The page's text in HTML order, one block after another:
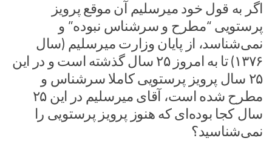
اگر به قول خود میرسلیم آن موقع پرویز
پرستویی “مطرح و سرشناس نبوده” و
نمی‌شناسد، از پایان وزارت میرسلیم (سال
۱۳۷۶) تا به امروز ۲۵ سال گذشته است و در این
۲۵ سال پرویز پرستویی کاملا سرشناس و
مطرح شده است، آقای میرسلیم در این ۲۵
سال کجا بوده‌ای که هنوز پرویز پرستویی را
نمی‌شناسید؟